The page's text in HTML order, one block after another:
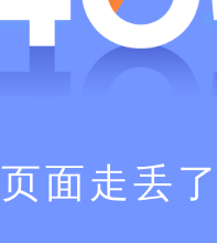
页面走丢